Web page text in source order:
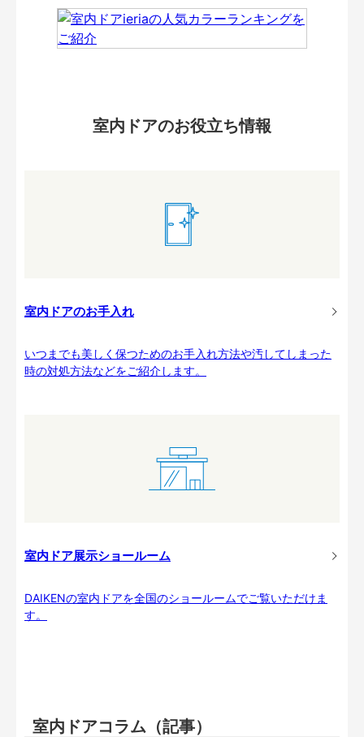
室内ドアのお役立ち情報
室内ドアのお手入れ
いつまでも美しく保つためのお手入れ方法や汚してしまった
時の対処方法などをご紹介します。
室内ドア展示ショールーム
DAIKENの室内ドアを全国のショールームでご覧いただけま
す。
室内ドアコラム（記事）